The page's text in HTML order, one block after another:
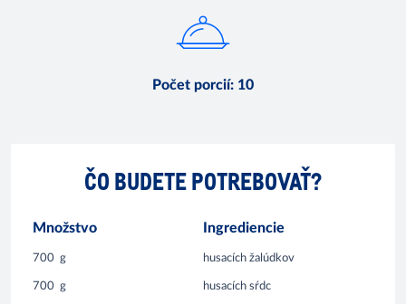
Počet porcií: 10
ČO BUDETE POTREBOVAŤ?
Množstvo Ingrediencie
700 g husacích žalúdkov
700 g husacích sŕdc